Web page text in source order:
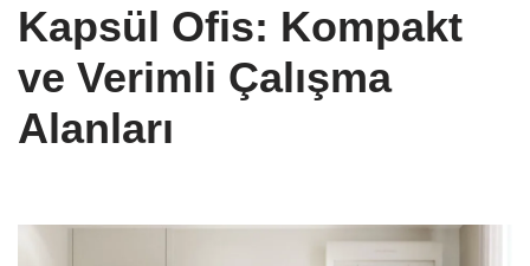
Kapsül Ofis: Kompakt
ve Verimli Çalışma
Alanları